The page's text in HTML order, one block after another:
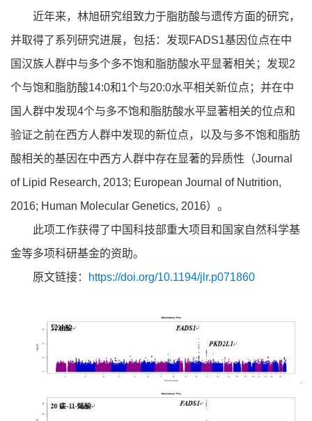
近年来，林旭研究组致力于脂肪酸与遗传方面的研究，
并取得了系列研究进展，包括：发现FADS1基因位点在中
国汉族人群中与多个多不饱和脂肪酸水平显著相关；发现2
个与饱和脂肪酸14:0和1个与20:0水平相关新位点；并在中
国人群中发现4个与多不饱和脂肪酸水平显著相关的位点和
验证之前在西方人群中发现的新位点，以及与多不饱和脂肪
酸相关的基因在中西方人群中存在显著的异质性（Journal
of Lipid Research, 2013; European Journal of Nutrition,
2016; Human Molecular Genetics, 2016）。
此项工作获得了中国科技部重大项目和国家自然科学基
金等多项科研基金的资助。
原文链接：
https://doi.org/10.1194/jlr.p071860